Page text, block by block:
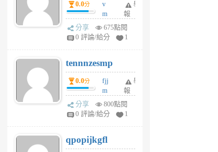
月
前
0.0分
v
m
sg
sr
6
個
月
前
舉
報
分享
675點閱
0 評論/給分
1
tennnzesmp
0.0分
fjj
m
w
rs
6
個
舉
報
分享
800點閱
0 評論/給分
1
qpopijkgfl